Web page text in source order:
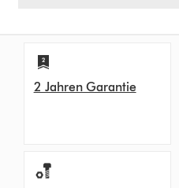
2 Jahren Garantie